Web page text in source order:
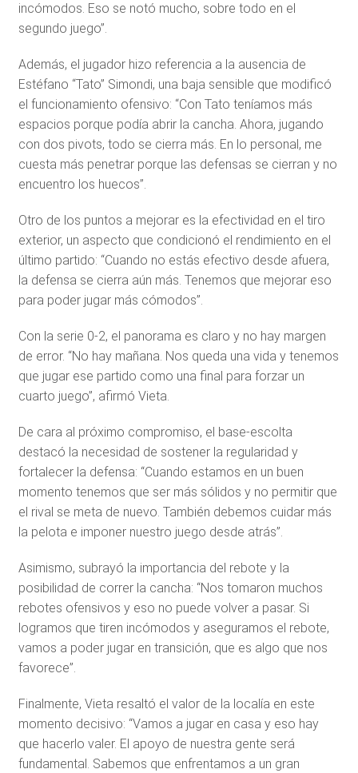
incómodos. Eso se notó mucho, sobre todo en el
segundo juego”.
Además, el jugador hizo referencia a la ausencia de
Estéfano “Tato” Simondi, una baja sensible que modificó
el funcionamiento ofensivo: “Con Tato teníamos más
espacios porque podía abrir la cancha. Ahora, jugando
con dos pivots, todo se cierra más. En lo personal, me
cuesta más penetrar porque las defensas se cierran y no
encuentro los huecos”.
Otro de los puntos a mejorar es la efectividad en el tiro
exterior, un aspecto que condicionó el rendimiento en el
último partido: “Cuando no estás efectivo desde afuera,
la defensa se cierra aún más. Tenemos que mejorar eso
para poder jugar más cómodos”.
Con la serie 0-2, el panorama es claro y no hay margen
de error. “No hay mañana. Nos queda una vida y tenemos
que jugar ese partido como una final para forzar un
cuarto juego”, afirmó Vieta.
De cara al próximo compromiso, el base-escolta
destacó la necesidad de sostener la regularidad y
fortalecer la defensa: “Cuando estamos en un buen
momento tenemos que ser más sólidos y no permitir que
el rival se meta de nuevo. También debemos cuidar más
la pelota e imponer nuestro juego desde atrás”.
Asimismo, subrayó la importancia del rebote y la
posibilidad de correr la cancha: “Nos tomaron muchos
rebotes ofensivos y eso no puede volver a pasar. Si
logramos que tiren incómodos y aseguramos el rebote,
vamos a poder jugar en transición, que es algo que nos
favorece”.
Finalmente, Vieta resaltó el valor de la localía en este
momento decisivo: “Vamos a jugar en casa y eso hay
que hacerlo valer. El apoyo de nuestra gente será
fundamental. Sabemos que enfrentamos a un gran